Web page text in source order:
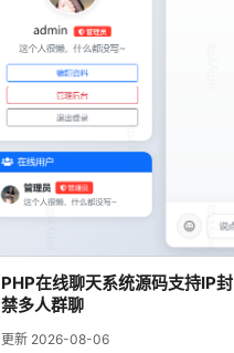
PHP在线聊天系统源码支持IP封
禁多人群聊
更新 2026-08-06